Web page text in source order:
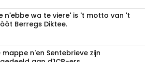
n'ebbe wa te viere' is 't motto van 't
Berregs Diktee.
mappe n'en Sentebrieve zijn